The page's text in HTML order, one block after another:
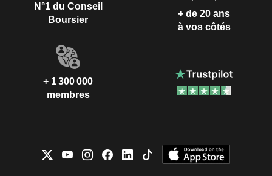
N°1 du Conseil
Boursier
+ de 20 ans
à vos côtés
+ 1 300 000
membres